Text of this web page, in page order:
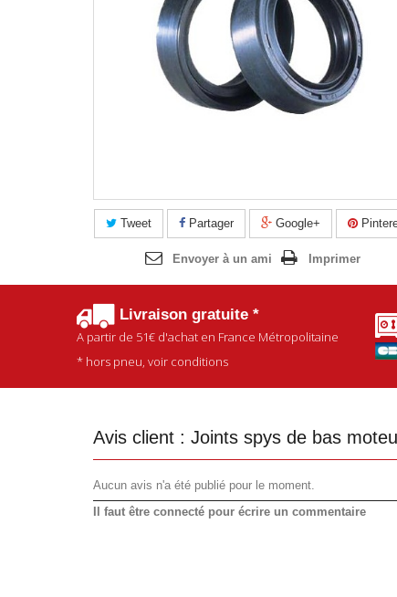
Agrandir l'image
Tweet Partager Google+
Envoyer à un ami Imprimer
Livraison gratuite *
A partir de 51€ d'achat en France Métropolitaine
* hors pneu, voir conditions
Avis client : Joints spys de bas
Aucun avis n'a été publié pour le moment.
Il faut être connecté pour écrire un commentaire